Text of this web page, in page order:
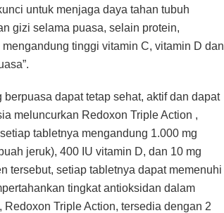
untuk menjaga daya tahan tubuh
gizi selama puasa, selain protein,
tinggi vitamin C, vitamin D dan
dapat tetap sehat, aktif dan dapat
meluncurkan Redoxon Triple Action ,
tabletnya mengandung 1.000 mg
jeruk), 400 IU vitamin D, dan 10 mg
tersebut, setiap tabletnya dapat memenuhi
tingkat antioksidan dalam
Triple Action, tersedia dengan 2